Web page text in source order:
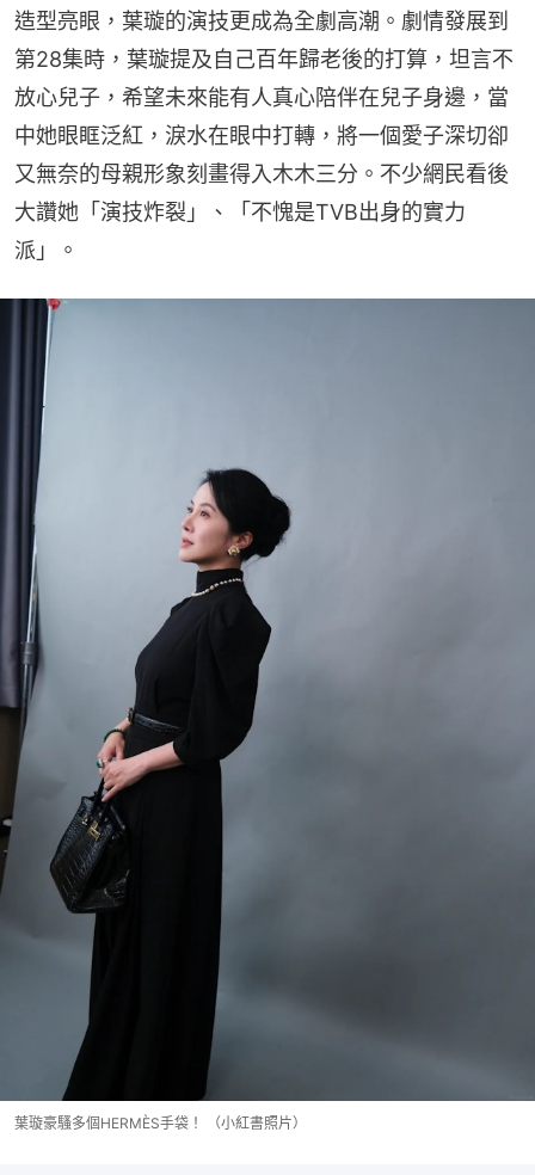
造型亮眼，葉璇的演技更成為全劇高潮。劇情發展到
第28集時，葉璇提及自己百年歸老後的打算，坦言不
放心兒子，希望未來能有人真心陪伴在兒子身邊，當
中她眼眶泛紅，淚水在眼中打轉，將一個愛子深切卻
又無奈的母親形象刻畫得入木木三分。不少網民看後
大讚她「演技炸裂」、「不愧是TVB出身的實力
派」。
葉璇豪騷多個HERMÈS手袋！ （小紅書照片）